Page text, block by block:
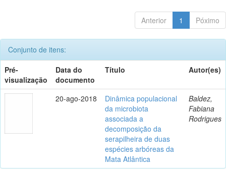
Anterior 1 Póximo
Conjunto de itens:
Pré-
visualização
Data do
documento
Título Autor(es)
20-ago-2018
Dinâmica populacional
da microbiota
associada a
decomposição da
serapilheira de duas
espécies arbóreas da
Mata Atlântica
Baldez,
Fabiana
Rodrigues